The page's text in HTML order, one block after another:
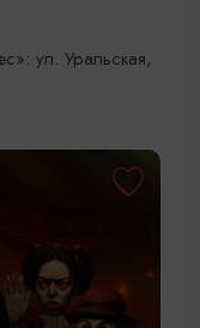
ул. Уральская,